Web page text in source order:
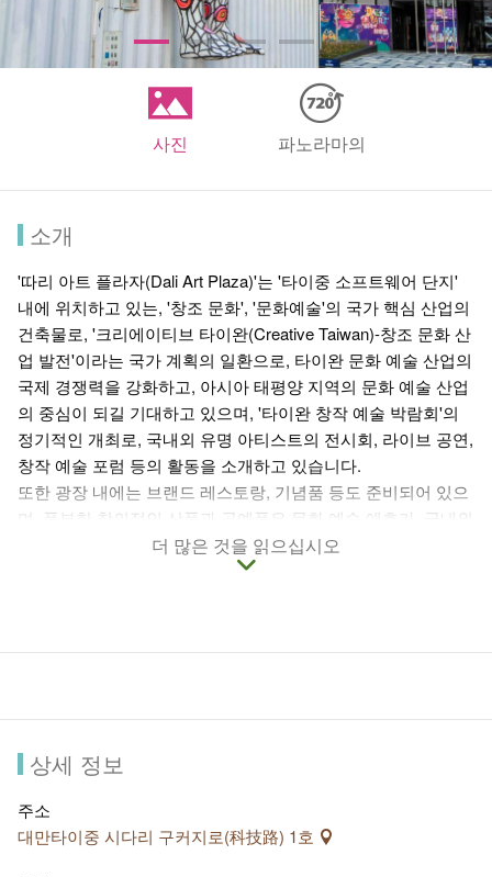
사진 파노라마의
소개
'따리 아트 플라자(Dali Art Plaza)'는 '타이중 소프트웨어 단지'
내에 위치하고 있는, '창조 문화', '문화예술'의 국가 핵심 산업의
건축물로, '크리에이티브 타이완(Creative Taiwan)-창조 문화 산
업 발전'이라는 국가 계획의 일환으로, 타이완 문화 예술 산업의
국제 경쟁력을 강화하고, 아시아 태평양 지역의 문화 예술 산업
의 중심이 되길 기대하고 있으며, '타이완 창작 예술 박람회'의
정기적인 개최로, 국내외 유명 아티스트의 전시회, 라이브 공연,
창작 예술 포럼 등의 활동을 소개하고 있습니다.
또한 광장 내에는 브랜드 레스토랑, 기념품 등도 준비되어 있으
며, 풍부한 창의적인 상품과 공예품은 문화 예술 애호가, 국내외
관광객에게 많은 추억을 제공합니다.
더 많은 것을 읽으십시오
상세 정보
주소
대만타이중 시다리 구커지로(科技路) 1호